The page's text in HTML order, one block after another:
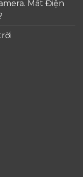
Mất Điện